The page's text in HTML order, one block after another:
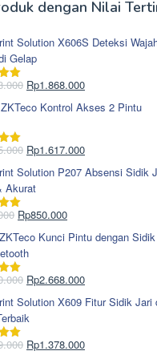
dengan Nilai
Solution X606S Deteksi
Gelap
5.00
Harga
aslinya
adalah:
Rp1.868.000Harga
saat
ini
Rp1.868.000.
Kontrol Akses 2 Pintu
5.00
Harga
aslinya
adalah:
Rp1.695.000.
Rp1.617.000Harga
saat
ini
Solution P207 Absensi Sidik
Akurat
5.00Harga
aslinya
adalah:
Rp965.000.
Rp850.000Harga
saat
ini
Rp850.000.
Kunci Pintu dengan
5.00
Harga
aslinya
adalah:
Rp2.750.000.
Rp2.668.000Harga
saat
ini
Rp2.668.000.
Solution X609 Fitur Sidik Jari
5.00
Harga
Rp1.378.000Harga